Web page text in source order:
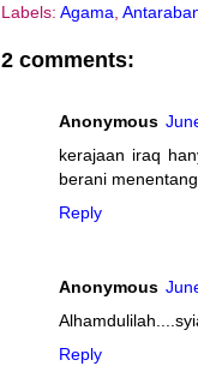
Labels: Agama
2 comments:
Anonymous
kerajaan iraq
berani
Reply
Anonymous
Reply